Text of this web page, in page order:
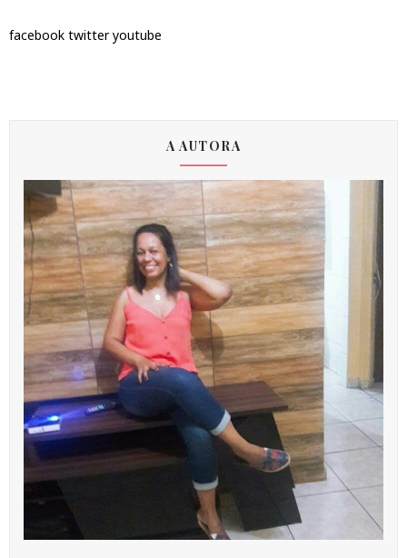
facebook twitter youtube
A AUTORA